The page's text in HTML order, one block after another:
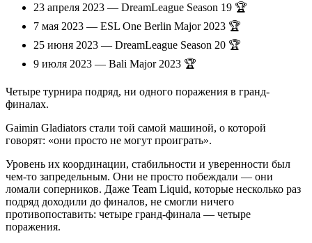
23 апреля 2023 — DreamLeague Season 19 🏆
7 мая 2023 — ESL One Berlin Major 2023 🏆
25 июня 2023 — DreamLeague Season 20 🏆
9 июля 2023 — Bali Major 2023 🏆
Четыре турнира подряд, ни одного поражения в гранд-
финалах.
Gaimin Gladiators стали той самой машиной, о которой
говорят: «они просто не могут проиграть».
Уровень их координации, стабильности и уверенности был
чем-то запредельным. Они не просто побеждали — они
ломали соперников. Даже Team Liquid, которые несколько раз
подряд доходили до финалов, не смогли ничего
противопоставить: четыре гранд-финала — четыре
поражения.